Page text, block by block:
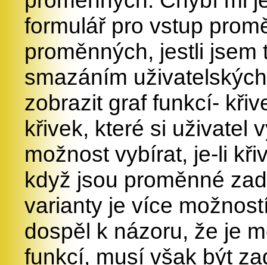
formulář pro vstup
proměnných, jestli
smazáním
zobrazit graf funkcí-
křivek, které si uživatel
možnost vybírat, je-li
když jsou proměnné
varianty je více
dospěl k názoru, že je
funkcí, musí však být